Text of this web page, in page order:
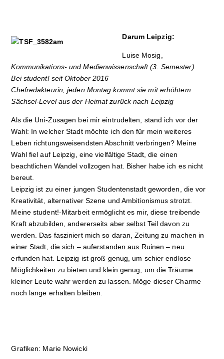
Darum Leipzig:
Luise Mosig,
Kommunikations- und Medienwissenschaft (3. Semester)
Bei student! seit Oktober 2016
Chefredakteurin; jeden Montag kommt sie mit erhöhtem
Sächsel-Level aus der Heimat zurück nach Leipzig
Als die Uni-Zusagen bei mir eintrudelten, stand ich vor der
Wahl: In welcher Stadt möchte ich den für mein weiteres
Leben richtungsweisendsten Abschnitt verbringen? Meine
Wahl fiel auf Leipzig, eine vielfältige Stadt, die einen
beachtlichen Wandel vollzogen hat. Bisher habe ich es nicht
bereut.
Leipzig ist zu einer jungen Studentenstadt geworden, die vor
Kreativität, alternativer Sze­­ne und Ambitionismus strotzt.
Meine student!-Mitarbeit ermöglicht es mir, diese treibende
Kraft abzubilden, andererseits aber selbst Teil davon zu
werden. Das fasziniert mich so daran, Zeitung zu machen in
einer Stadt, die sich – auferstanden aus Ruinen – neu
erfunden hat. Leipzig ist groß genug, um schier endlose
Möglichkeiten zu bieten und klein genug, um die Träume
kleiner Leute wahr werden zu lassen. Möge dieser Charme
noch lange erhalten bleiben.
Grafiken: Marie Nowicki